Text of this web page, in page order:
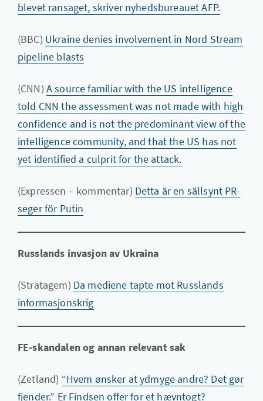
blevet ransaget, skriver nyhedsbureauet AFP.
(BBC) Ukraine denies involvement in Nord Stream
pipeline blasts
(CNN) A source familiar with the US intelligence
told CNN the assessment was not made with high
confidence and is not the predominant view of the
intelligence community, and that the US has not
yet identified a culprit for the attack.
(Expressen – kommentar) Detta är en sällsynt PR-
seger för Putin
Russlands invasjon av Ukraina
(Stratagem) Da mediene tapte mot Russlands
informasjonskrig
FE-skandalen og annan relevant sak
(Zetland) “Hvem ønsker at ydmyge andre? Det gør
fjender.” Er Findsen offer for et hævntogt?